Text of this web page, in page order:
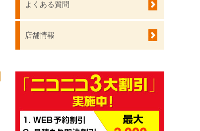
よくある質問
店舗情報